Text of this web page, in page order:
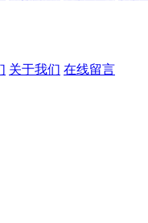
关于我们 在线留言